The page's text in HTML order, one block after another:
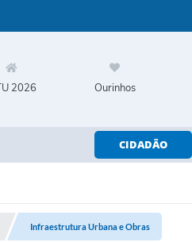
2026 Ourinhos
CIDADÃO
Infraestrutura Urbana e Obras